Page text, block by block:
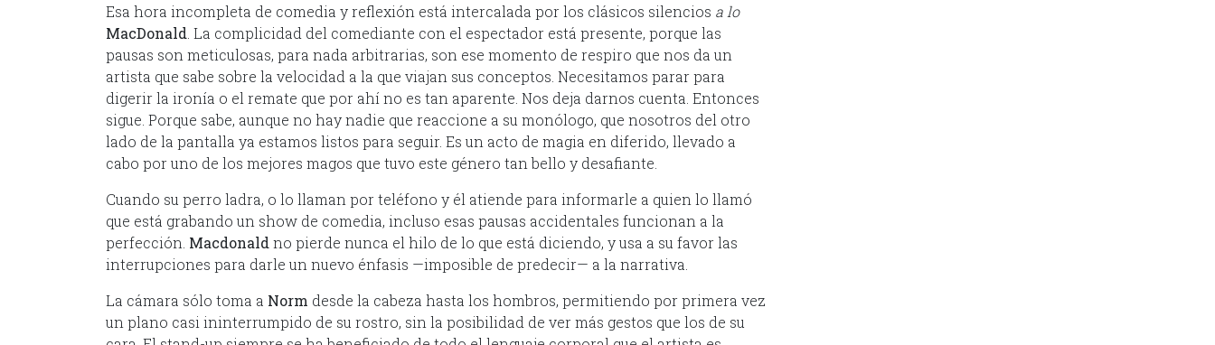
Esa hora incompleta de comedia y reflexión está intercalada por los clásicos silencios a lo
MacDonald . La complicidad del comediante con el espectador está presente, porque las
pausas son meticulosas, para nada arbitrarias, son ese momento de respiro que nos da un
artista que sabe sobre la velocidad a la que viajan sus conceptos. Necesitamos parar para
digerir la ironía o el remate que por ahí no es tan aparente. Nos deja darnos cuenta. Entonces
sigue. Porque sabe, aunque no hay nadie que reaccione a su monólogo, que nosotros del otro
lado de la pantalla ya estamos listos para seguir. Es un acto de magia en diferido, llevado a
cabo por uno de los mejores magos que tuvo este género tan bello y desafiante.
Cuando su perro ladra, o lo llaman por teléfono y él atiende para informarle a quien lo llamó
que está grabando un show de comedia, incluso esas pausas accidentales funcionan a la
perfección. Macdonald no pierde nunca el hilo de lo que está diciendo, y usa a su favor las
interrupciones para darle un nuevo énfasis —imposible de predecir— a la narrativa.
La cámara sólo toma a Norm desde la cabeza hasta los hombros, permitiendo por primera vez
un plano casi ininterrumpido de su rostro, sin la posibilidad de ver más gestos que los de su